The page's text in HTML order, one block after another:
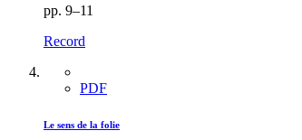
pp. 9–11
Record
PDF
Le sens de la folie